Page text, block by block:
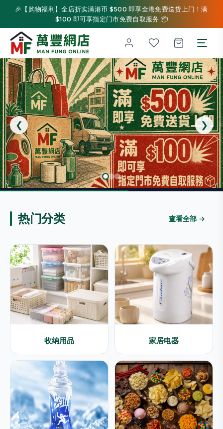
🎉【购物福利】全店折实满港币 $500 即享全港免费送货上门！满
$100 即可享指定门市免费自取服务 📦
❮ ❯
热门分类 查看全部 →
收纳用品 家居电器